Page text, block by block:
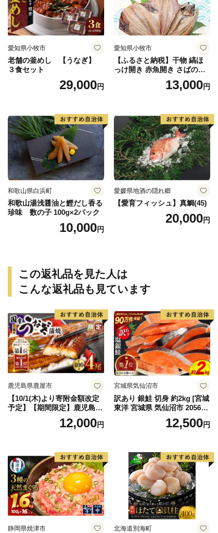
愛知県小牧市
老舗の釜めし 【うなぎ】
３食セット
29,000円
愛知県小牧市
【ふるさと納税】干物 縞ほ
っけ開き 赤魚開き さばの開
き 魚醤干し 3種 セット 詰め
合わせ 魚 おかず 肉厚 おいし
取り寄せグルメ 魚醤 ナンプ
ラー 愛知県 小牧市 冷凍 送料
無料
13,000円
和歌山県白浜町
和歌山湯浅醤油と鰹だし香る
珍味 数の子 100g×2パック
10,000円
愛媛県地酒の隠れ郷
【愛育フィッシュ】真鯛(45)
20,000円
この返礼品を見た人は
こんな返礼品も見ています
鹿児島県鹿屋市
【10/1(木)より寄附金額改定
予定】【期間限定】鹿児島県
大隅産うなぎ蒲焼4尾（400
g） KN007-02312,000円
宮城県気仙沼市
訳あり 銀鮭 切身 約2kg [宮城
東洋 宮城県 気仙沼市 205649
91] 鮭 魚介類 海鮮 訳アリ 規
格外 不揃い さけ サケ 鮭切身
切り身 魚 わけあり
12,500円
静岡県焼津市 北海道別海町